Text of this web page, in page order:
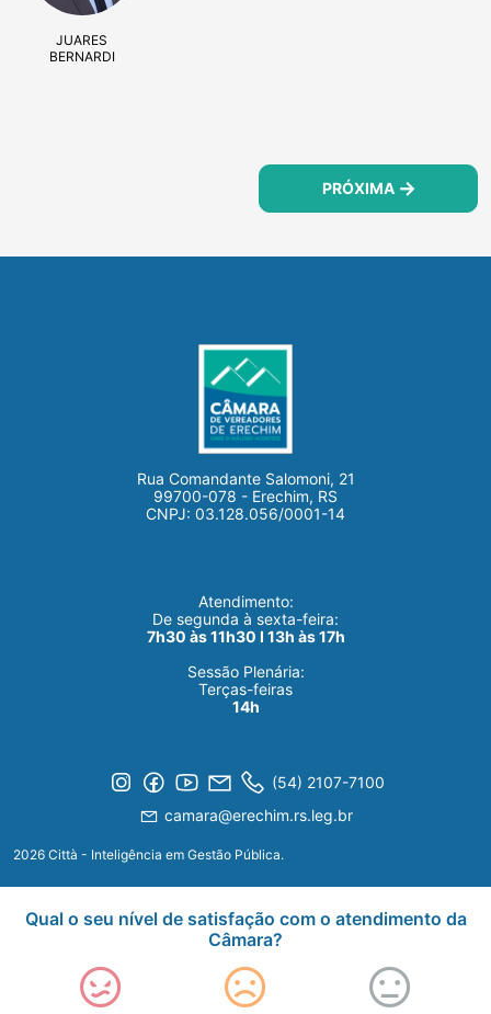
JUARES
BERNARDI
PRÓXIMA
Rua Comandante Salomoni, 21
99700-078 - Erechim, RS
CNPJ: 03.128.056/0001-14
Atendimento:
De segunda à sexta-feira:
7h30 às 11h30 I 13h às 17h
Sessão Plenária:
Terças-feiras
14h
(54) 2107-7100
camara@erechim.rs.leg.br
2026 Città - Inteligência em Gestão Pública.
Qual o seu nível de satisfação com o atendimento da
Câmara?